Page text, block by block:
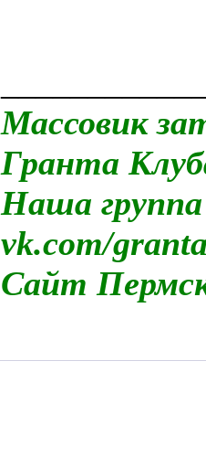
Массовик
Гранта
Наша
vk.com/
Сайт